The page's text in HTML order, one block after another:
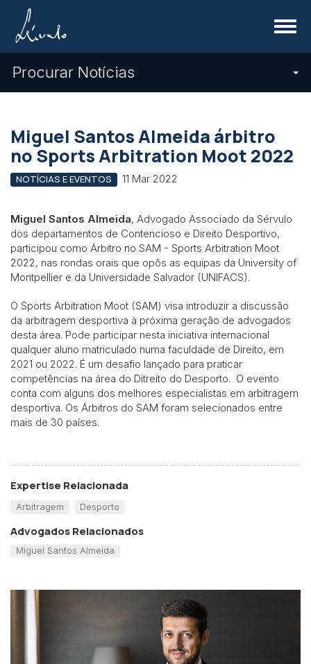
Menu
Procurar Notícias
Miguel Santos Almeida árbitro
no Sports Arbitration Moot 2022
NOTÍCIAS E EVENTOS 11 Mar 2022
Miguel Santos Almeida, Advogado Associado da Sérvulo
dos departamentos de Contencioso e Direito Desportivo,
participou como Árbitro no SAM - Sports Arbitration Moot
2022, nas rondas orais que opôs as equipas da University of
Montpellier e da Universidade Salvador (UNIFACS).
O Sports Arbitration Moot (SAM) visa introduzir a discussão
da arbitragem desportiva à próxima geração de advogados
desta área. Pode participar nesta iniciativa internacional
qualquer aluno matriculado numa faculdade de Direito, em
2021 ou 2022. É um desafio lançado para praticar
competências na área do Ditreito do Desporto. O evento
conta com alguns dos melhores especialistas em arbitragem
desportiva. Os Árbitros do SAM foram selecionados entre
mais de 30 países.
Expertise Relacionada
Arbitragem Desporto
Advogados Relacionados
Miguel Santos Almeida